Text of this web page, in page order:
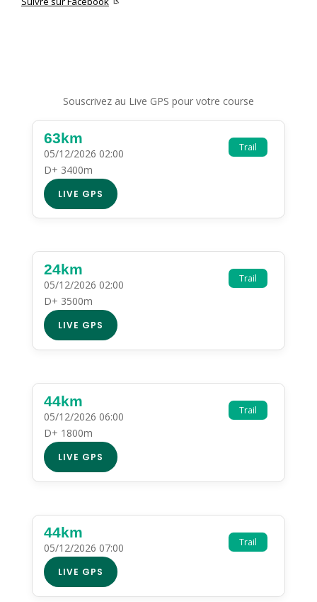
Souscrivez au Live GPS pour votre course
Trail
63km
05/12/2026 02:00
D+ 3400m
LIVE GPS
Trail
24km
05/12/2026 02:00
D+ 3500m
LIVE GPS
Trail
44km
05/12/2026 06:00
D+ 1800m
LIVE GPS
Trail
44km
05/12/2026 07:00
LIVE GPS